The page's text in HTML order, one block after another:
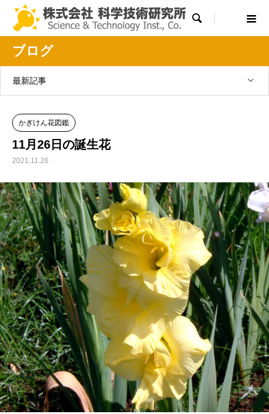

ブログ
最新記事
かぎけん花図鑑
11月26日の誕生花
2021.11.26